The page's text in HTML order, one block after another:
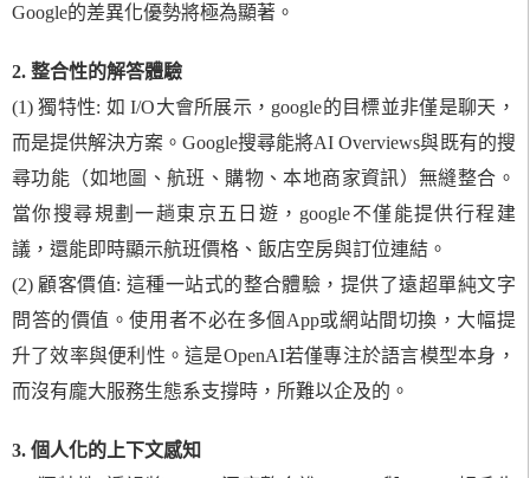
Google的差異化優勢將極為顯著。
2. 整合性的解答體驗
(1) 獨特性: 如 I/O大會所展示，google的目標並非僅是聊天，
而是提供解決方案。Google搜尋能將AI Overviews與既有的搜
尋功能（如地圖、航班、購物、本地商家資訊）無縫整合。
當你搜尋規劃一趟東京五日遊，google不僅能提供行程建
議，還能即時顯示航班價格、飯店空房與訂位連結。
(2) 顧客價值: 這種一站式的整合體驗，提供了遠超單純文字
問答的價值。使用者不必在多個App或網站間切換，大幅提
升了效率與便利性。這是OpenAI若僅專注於語言模型本身，
而沒有龐大服務生態系支撐時，所難以企及的。
3. 個人化的上下文感知